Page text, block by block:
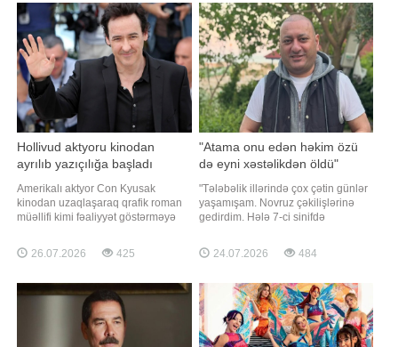
də digər sənət nümayəndələrinin
illər əvvəl çəkilmi
Münasibətlər sosial mediada
yaşanmır", - deyə Kubila
Hollivud aktyoru kinodan
ayrılıb yazıçılığa başladı
Amerikalı aktyor Con Kyusak
kinodan uzaqlaşaraq qrafik roman
müəllifi kimi fəaliyyət göstərməyə
aktyor bu barədə "Variety" nəşrinə
müsahibəsində danışıb. Kyusakın
həmişə ona kinematoqrafiyaya ən
yaxın janr kimi görünüb
26.07.2026 425
"Atama onu edən həkim özü
də eyni xəstəlikdən öldü"
"Tələbəlik illərində çox çətin günlər
yaşamışam. Novruz çəkilişlərinə
gedirdim. Hələ 7-ci sinifdə
Universitetdə oxuyarkən kirayədə
qalırdım. Qrup yoldaşlarımın
kirayədə yaşayırdım. Elə gün olub
ki, metroya verməyə pulum
olmayıb". Axşam.a
24.07.2026 484